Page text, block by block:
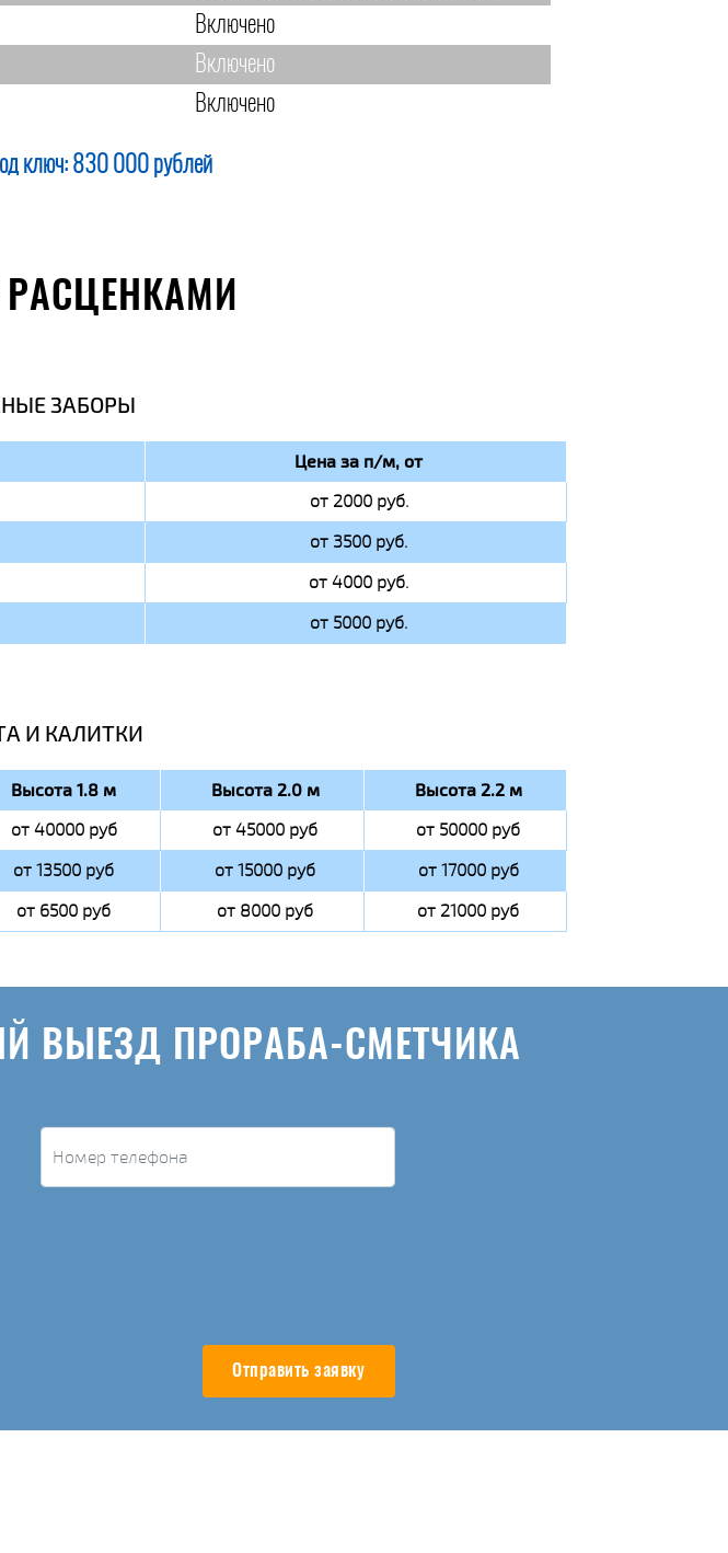
Включено
Включено
Включено
ключ: 830 000 рублей
РАСЦЕНКАМИ
ЗАБОРЫ
Цена за п/м, от
от 2000 руб.
от 3500 руб.
от 4000 руб.
от 5000 руб.
И КАЛИТКИ
Высота 1.8 м Высота 2.0 м Высота 2.2 м
от 40000 руб от 45000 руб
от 50000 руб
от 13500 руб от 15000 руб
от 17000 руб
от 6500 руб от 8000 руб от 21000 руб
ВЫЕЗД ПРОРАБА-СМЕТЧИКА
Отправить заявку